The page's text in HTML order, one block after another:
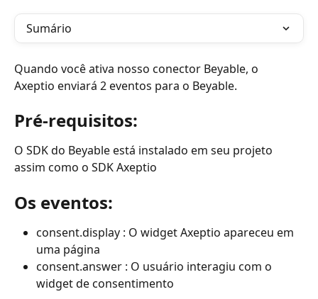
Sumário
Quando você ativa nosso conector Beyable, o
Axeptio enviará 2 eventos para o Beyable.
Pré-requisitos:
O SDK do Beyable está instalado em seu projeto
assim como o SDK Axeptio
Os eventos:
consent.display : O widget Axeptio apareceu em
uma página
consent.answer : O usuário interagiu com o
widget de consentimento